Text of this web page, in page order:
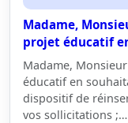
Madame,
projet éducatif
Madame,
éducatif en
dispositif de
vos sollicitations ;…